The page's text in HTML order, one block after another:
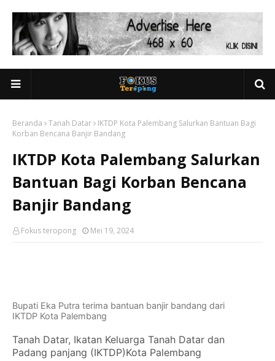
Beranda Tanah Datar
IKTDP Kota Palembang Salurkan Bantuan Bagi
Korban Bencana Banjir Bandang
IKTDP Kota Palembang Salurkan
Bantuan Bagi Korban Bencana
Banjir Bandang
Fokus teropong Mei 19, 2024
Bupati Eka Putra terima bantuan banjir bandang dari
IKTDP Kota Palembang
Tanah Datar, Ikatan Keluarga Tanah Datar dan
Padang panjang (IKTDP)Kota Palembang